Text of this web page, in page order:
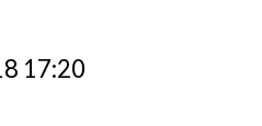
17:20